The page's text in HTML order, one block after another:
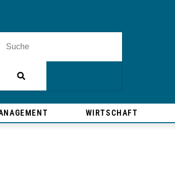
WIRTSCHAFT